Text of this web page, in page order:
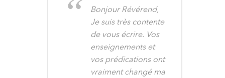
Bonjour Révérend,
Je suis très contente
de vous écrire. Vos
enseignements et
vos prédications ont
vraiment changé ma